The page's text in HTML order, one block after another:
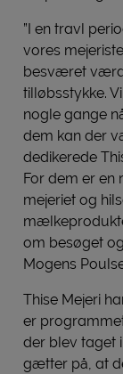
”I en travl
vores
besværet
tilløbsstykke.
nogle gange
dem kan der
dedikerede
For dem er en
mejeriet og
om besøget
Mogens
Thise Mejeri
er
der blev taget
gætter på, at